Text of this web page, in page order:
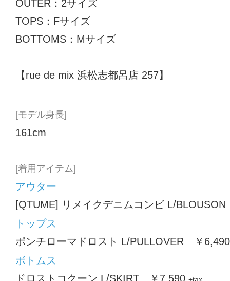
OUTER：2サイズ
TOPS：Fサイズ
BOTTOMS：Mサイズ
【rue de mix 浜松志都呂店 257】
[モデル身長]
161cm
[着用アイテム]
アウター
[QTUME] リメイクデニムコンビ L/
トップス
ポンチローマドロスト L/PULLOVER ￥
ボトムス
ドロストコクーン L/SKIRT ￥7,590